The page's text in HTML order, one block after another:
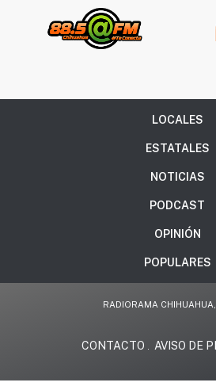
LOCALES
ESTATALES
NOTICIAS
PODCAST
OPINIÓN
POPULARES
RADIORAMA
CONTACTO AVISO DE